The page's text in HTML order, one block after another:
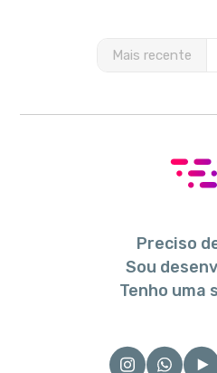
Mais recente
Preciso
Sou
Tenho uma